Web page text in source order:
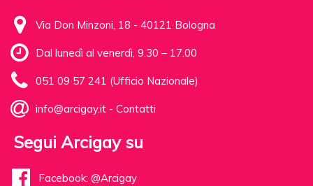
Via Don Minzoni, 18 - 40121 Bologna
Dal lunedì al venerdì, 9.30 – 17.00
051 09 57 241 (Ufficio Nazionale)
info@arcigay.it - Contatti
Segui Arcigay su
Facebook: @Arcigay